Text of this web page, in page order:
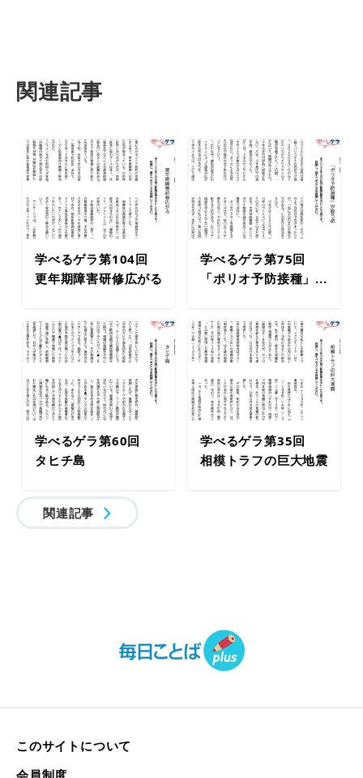
関連記事
学べるゲラ第104回
更年期障害研修広がる
学べるゲラ第75回
「ポリオ予防接種」...
学べるゲラ第60回
タヒチ島
学べるゲラ第35回
相模トラフの巨大地震
関連記事
このサイトについて
会員制度